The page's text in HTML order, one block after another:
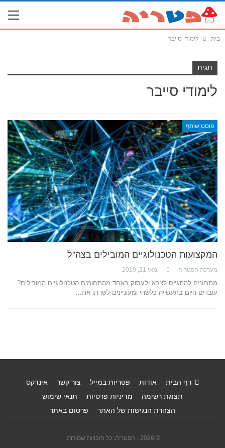
בית לימודי סייבר
תגית
לימודי סייבר
פוסט שותף
המקצועות הטכנולוגיים המובילים בצה"ל
מערכת הפטריה מאי 21, 2019
מתכוונים להתגייס לצבא ולעסוק באחד מהתחומים הטכנולוגיים המובילים?
עובדים היום בתעשייה כלשהי ומעוניינים לשדרג את…
דף הבית אודות פטריות במייל צור קשר
אינדקס
תצוגת רשימה
מדיניות פרטיות
תנאי שימוש
הצהרת הנגישות של האתר
פרסום באתר
© 2026 - הפטריה. כל הזכויות שמורות.